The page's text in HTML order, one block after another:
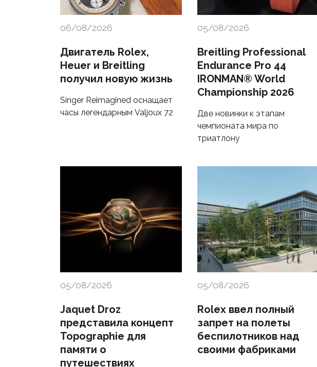
06/08/2026
Двигатель Rolex,
Heuer и Breitling
получил новую жизнь
Singer Reimagined оснащает
часы легендарным Valjoux 72
05/08/2026
Breitling Professional
Endurance Pro 44
IRONMAN® World
Championship 2026
Две новинки к этапам
чемпионата мира по
триатлону
05/08/2026
Jaquet Droz
представила концепт
Topographie для
памяти о
путешествиях
05/08/2026
Rolex ввел полный
запрет на полеты
беспилотников над
своими фабриками